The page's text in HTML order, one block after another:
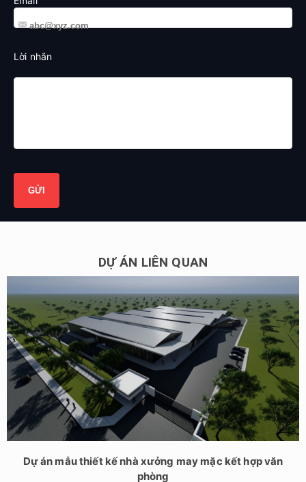
Lời nhắn
DỰ ÁN LIÊN QUAN
Dự án mẫu thiết kế nhà xưởng may mặc kết hợp văn
phòng